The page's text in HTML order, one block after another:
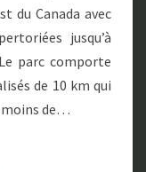
du Canada avec
jusqu’à
parc comporte
de 10 km qui
moins de…
SUITE